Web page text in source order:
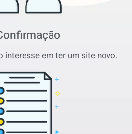
interesse em ter um site novo.